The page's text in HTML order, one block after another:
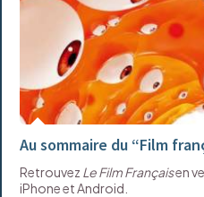
Au sommaire du “Film
Retrouvez Le Film Françaisen
iPhone et Android.